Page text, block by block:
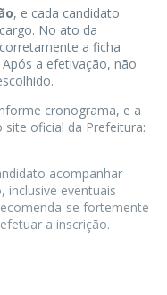
, e cada candidato
No ato da
a ficha
a efetivação, não
cronograma, e a
site oficial da Prefeitura:
acompanhar
inclusive eventuais
se fortemente
a inscrição.